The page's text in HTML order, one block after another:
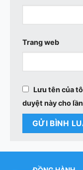
Trang web
Lưu tên của
duyệt này cho